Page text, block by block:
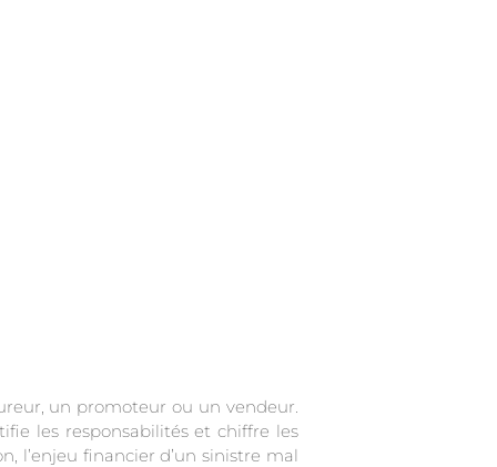
un promoteur ou un vendeur.
les responsabilités et chiffre les
l’enjeu financier d’un sinistre mal